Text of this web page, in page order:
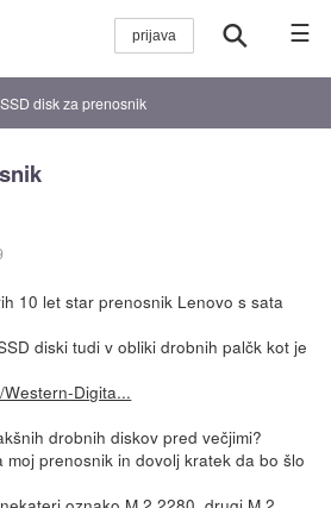
☰
SSD disk za prenosnik
10 let star prenosnik Lenovo s sata
diski tudi v obliki drobnih palčk kot je
Digita...
drobnih diskov pred večjimi?
moj prenosnik in dovolj kratek da bo šlo